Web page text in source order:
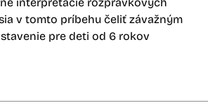
v tomto príbehu čeliť závažným
pre deti od 6 rokov